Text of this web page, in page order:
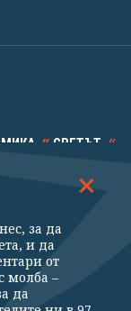
СВЕТЪТ
КАЛЕЙДОСКОП
за да
и да
от
молба –
да